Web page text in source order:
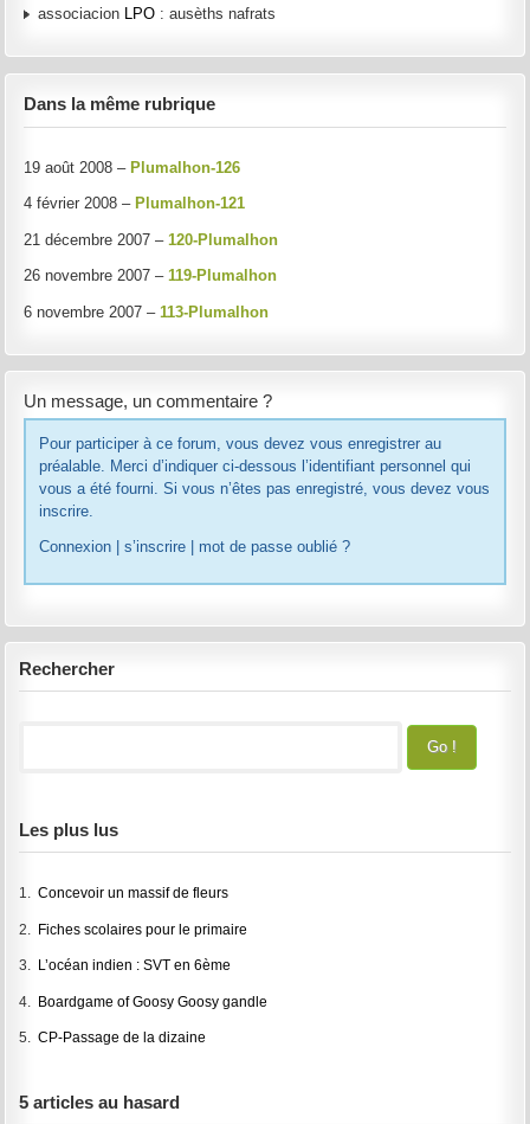
associacion LPO : ausèths nafrats
Dans la même rubrique
19 août 2008 – Plumalhon-126
4 février 2008 – Plumalhon-121
21 décembre 2007 – 120-Plumalhon
26 novembre 2007 –119-Plumalhon
6 novembre 2007 – 113-Plumalhon
Un message, un commentaire ?
Pour participer à ce forum, vous devez vous enregistrer au
préalable. Merci d’indiquer ci-dessous l’identifiant personnel qui
vous a été fourni. Si vous n’êtes pas enregistré, vous devez vous
inscrire.
Connexion
s’inscrire mot de passe oublié ?
Rechercher
Les plus lus
1.Concevoir un massif de fleurs
2. Fiches scolaires pour le primaire
3. L’océan indien : SVT en 6ème
4. Boardgame of Goosy Goosy gandle
5.CP-Passage de la dizaine
5 articles au hasard